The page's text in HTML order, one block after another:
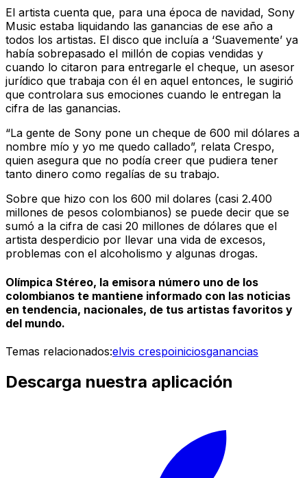
El artista cuenta que, para una época de navidad, Sony
Music estaba liquidando las ganancias de ese año a
todos los artistas. El disco que incluía a ‘Suavemente’ ya
había sobrepasado el millón de copias vendidas y
cuando lo citaron para entregarle el cheque, un asesor
jurídico que trabaja con él en aquel entonces, le sugirió
que controlara sus emociones cuando le entregan la
cifra de las ganancias.
“La gente de Sony pone un cheque de 600 mil dólares a
nombre mío y yo me quedo callado”, relata Crespo,
quien asegura que no podía creer que pudiera tener
tanto dinero como regalías de su trabajo.
Sobre que hizo con los 600 mil dolares (casi 2.400
millones de pesos colombianos) se puede decir que se
sumó a la cifra de casi 20 millones de dólares que el
artista desperdicio por llevar una vida de excesos,
problemas con el alcoholismo y algunas drogas.
Olímpica Stéreo, la emisora número uno de los
colombianos te mantiene informado con las noticias
en tendencia, nacionales, de tus artistas favoritos y
del mundo.
Temas relacionados:elvis crespoiniciosganancias
Descarga nuestra aplicación